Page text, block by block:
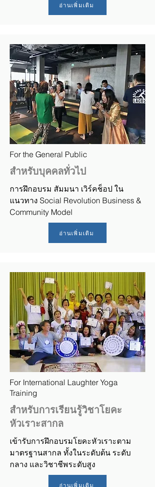
อ่านเพิ่มเติม
For the General Public
สำหรับบุคคลทั่วไป
การฝึกอบรม สัมมนา เวิร์คช็อป ใน
แนวทาง Social Revolution Business &
Community Model
อ่านเพิ่มเติม
For International Laughter Yoga
Training
สำหรับการเรียนรู้วิชาโยคะ
หัวเราะสากล
เข้ารับการฝึกอบรมโยคะหัวเราะตาม
มาตรฐานสากล ทั้งในระดับต้น ระดับ
กลาง และวิชาชีพระดับสูง
อ่านเพิ่มเติม